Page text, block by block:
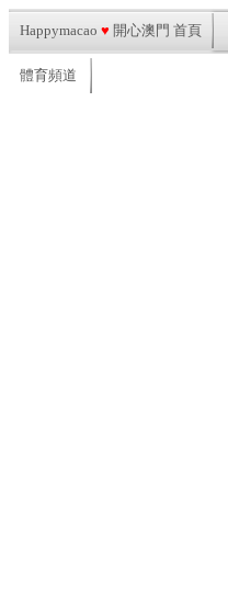
Happymacao ♥ 開心澳門 首頁
體育頻道